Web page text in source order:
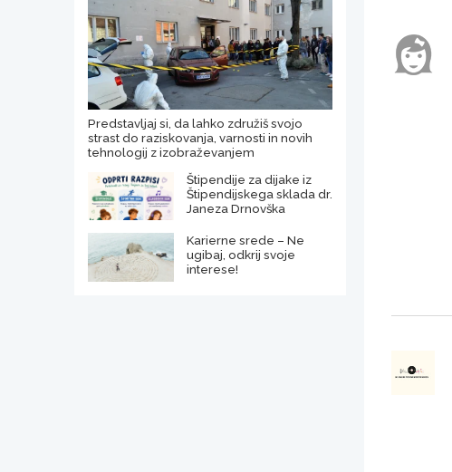
Predstavljaj si, da lahko združiš svojo
strast do raziskovanja, varnosti in novih
tehnologij z izobraževanjem
Štipendije za dijake iz
Štipendijskega sklada dr.
Janeza Drnovška
Karierne srede – Ne
ugibaj, odkrij svoje
interese!